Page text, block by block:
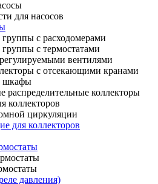
для насосов
с расходомерами
с термостатами
вентилями
с отсекающими кранами
шкафы
распределительные коллекторы
коллекторов
циркуляции
для коллекторов
давления)